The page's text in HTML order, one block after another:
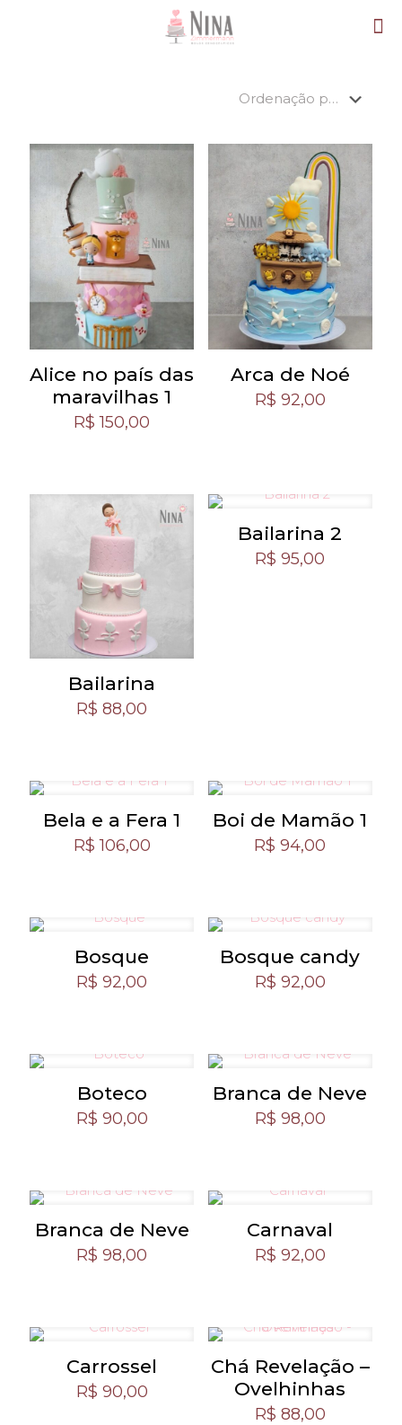
Alice no país das
maravilhas 1
R$ 150,00
Arca de Noé
R$ 92,00
Bailarina
R$ 88,00
Bailarina 2
R$ 95,00
Bela e a Fera 1
R$ 106,00
Boi de Mamão 1
R$ 94,00
Bosque
R$ 92,00
Bosque candy
R$ 92,00
Boteco
R$ 90,00
Branca de Neve
R$ 98,00
Branca de Neve
R$ 98,00
Carnaval
R$ 92,00
Carrossel
R$ 90,00
Chá Revelação –
Ovelhinhas
R$ 88,00